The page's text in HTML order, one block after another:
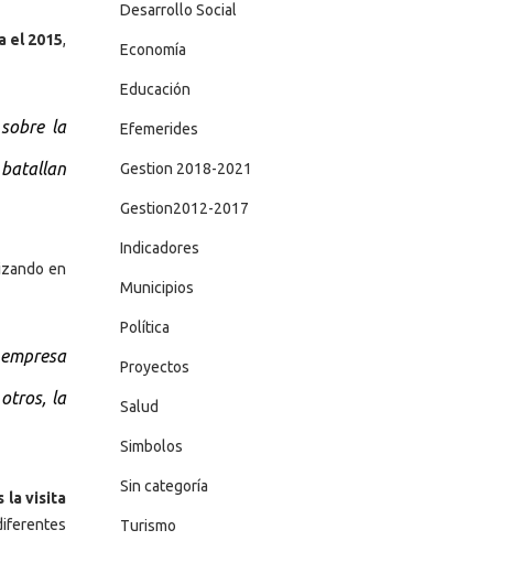
el 2015,
la
batallan
en
la
la visita
Desarrollo Social
Economía
Educación
Efemerides
Gestion 2018-2021
Gestion2012-2017
Indicadores
Municipios
Política
Proyectos
Salud
Simbolos
Sin categoría
Turismo